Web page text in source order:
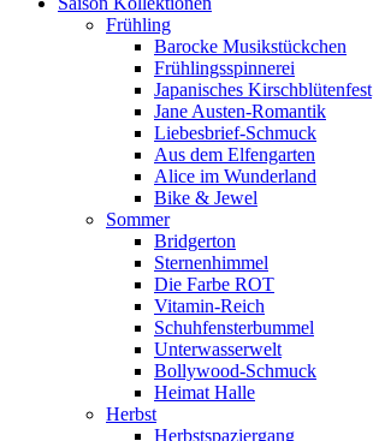
Frühling
Barocke Musikstückchen
Frühlingsspinnerei
Japanisches Kirschblütenfest
Jane Austen-Romantik
Liebesbrief-Schmuck
Aus dem Elfengarten
Alice im Wunderland
Bike & Jewel
Sommer
Bridgerton
Sternenhimmel
Die Farbe ROT
Vitamin-Reich
Schuhfensterbummel
Unterwasserwelt
Bollywood-Schmuck
Heimat Halle
Herbst
Herbstspaziergang